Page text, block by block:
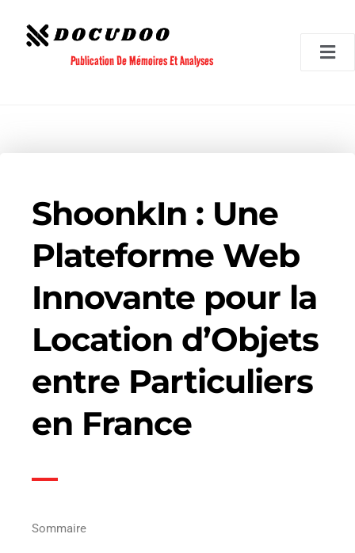
contenu
Publication De Mémoires Et Analyses
ShoonkIn : Une
Plateforme Web
Innovante pour la
Location d’Objets
entre Particuliers
en France
Sommaire